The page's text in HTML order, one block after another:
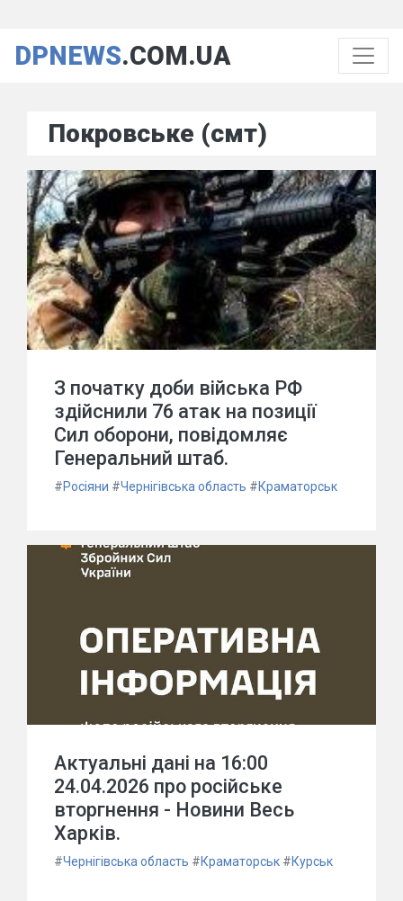
DPNEWS.COM.UA
Покровське (смт)
З початку доби війська РФ
здійснили 76 атак на позиції
Сил оборони, повідомляє
Генеральний штаб.
#Росіяни #Чернігівська область #Краматорськ
Актуальні дані на 16:00
24.04.2026 про російське
вторгнення - Новини Весь
Харків.
#Чернігівська область #Краматорськ #Курськ